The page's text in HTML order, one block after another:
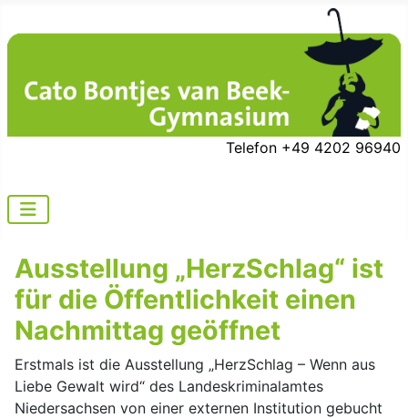
Telefon +49 4202 96940
Ausstellung „HerzSchlag“ ist
für die Öffentlichkeit einen
Nachmittag geöffnet
Erstmals ist die Ausstellung „HerzSchlag – Wenn aus
Liebe Gewalt wird“ des Landeskriminalamtes
Niedersachsen von einer externen Institution gebucht